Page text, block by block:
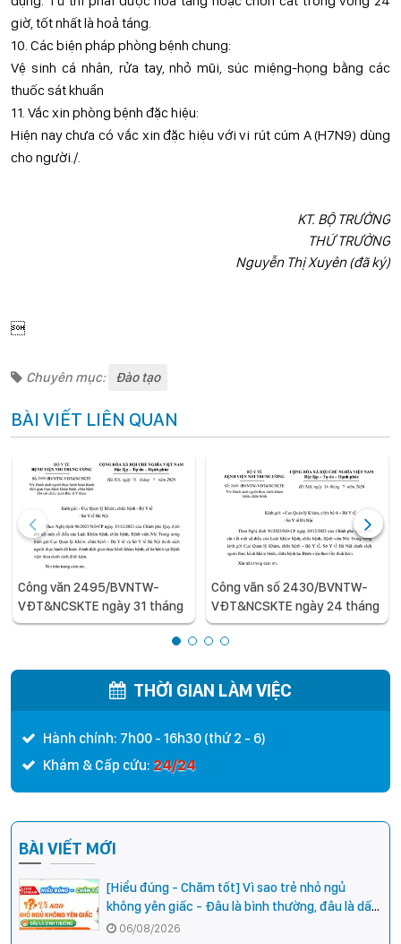
giờ, tốt nhất là hoả táng.
10. Các biện pháp phòng bệnh chung:
Vệ sinh cá nhân, rửa tay, nhỏ mũi, súc miệng-họng bằng các
thuốc sát khuẩn
11. Vắc xin phòng bệnh đặc hiệu:
Hiện nay chưa có vắc xin đặc hiệu với vi rút cúm A (H7N9) dùng
cho người./.
KT. BỘ TRƯỞNG
THỨ TRƯỞNG
Nguyễn Thị Xuyên (đã ký)

Chuyên mục: Đào tạo
BÀI VIẾT LIÊN QUAN
Công văn 2495/BVNTW-
VĐT&NCSKTE ngày 31 tháng
7 năm 2026 V/v Danh sách
người thực hành hoàn thành
bệnh, chữa bệnh đối với chức
danh Bác sĩ Y khoa
Công văn số 2430/BVNTW-
VĐT&NCSKTE ngày 24 tháng
7 năm 2026 V/v Danh sách
người thực hành khám bệnh,
THỜI GIAN LÀM VIỆC
Hành chính: 7h00 - 16h30 (thứ 2 - 6)
Khám & Cấp cứu: 24/24
BÀI VIẾT MỚI
[Hiểu đúng - Chăm tốt] Vì sao trẻ nhỏ ngủ
không yên giấc - Đâu là bình thường, đâu là dấu
hiệu cần đi khám ngay?
06/08/2026